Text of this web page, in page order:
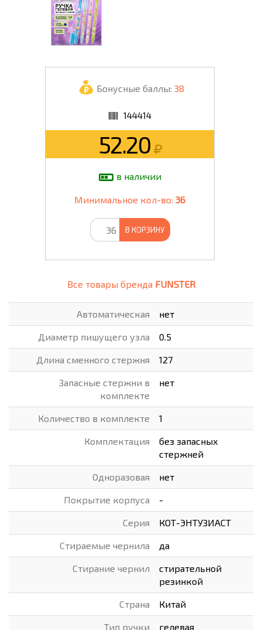
Бонусные баллы: 38
144414
52.20
в наличии
Минимальное кол-во: 36
В КОРЗИНУ
Все товары бренда FUNSTER
Автоматическая нет
Диаметр пишущего узла 0.5
Длина сменного стержня 127
Запасные стержни в
комплекте
нет
Количество в комплекте 1
Комплектация
без запасных
стержней
Одноразовая нет
Покрытие корпуса -
Серия КОТ-ЭНТУЗИАСТ
Стираемые чернила да
Стирание чернил
стирательной
резинкой
Страна Китай
Тип ручки гелевая